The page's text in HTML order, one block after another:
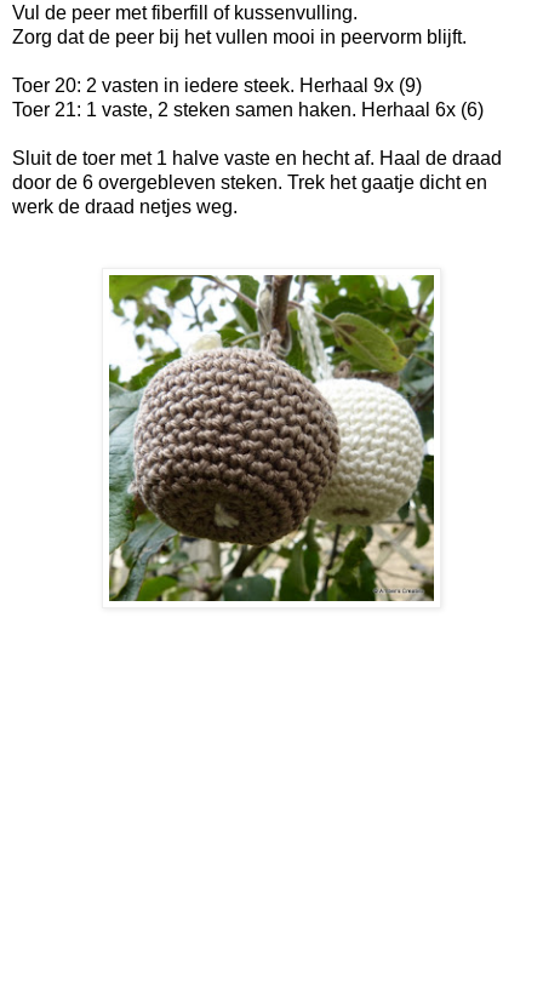
Vul de peer met fiberfill of kussenvulling.
Zorg dat de peer bij het vullen mooi in peervorm blijft.
Toer 20: 2 vasten in iedere steek. Herhaal 9x (9)
Toer 21: 1 vaste, 2 steken samen haken. Herhaal 6x (6)
Sluit de toer met 1 halve vaste en hecht af. Haal de draad
door de 6 overgebleven steken. Trek het gaatje dicht en
werk de draad netjes weg.